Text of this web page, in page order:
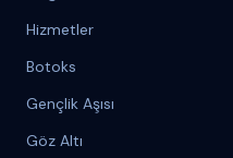
Hizmetler
Botoks
Gençlik Aşısı
Göz Altı